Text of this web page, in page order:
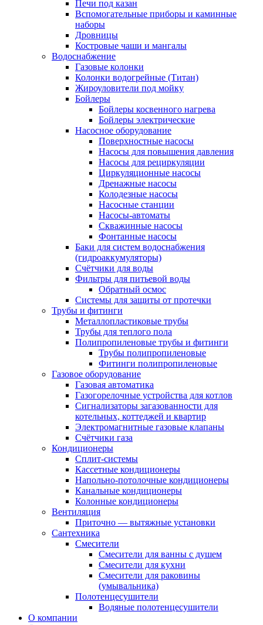
Печи под казан
Вспомогательные приборы и каминные
наборы
Дровницы
Костровые чаши и мангалы
Водоснабжение
Газовые колонки
Колонки водогрейные (Титан)
Жироуловители под мойку
Бойлеры
Бойлеры косвенного нагрева
Бойлеры электрические
Насосное оборудование
Поверхностные насосы
Насосы для повышения давления
Насосы для рециркуляции
Циркуляционные насосы
Дренажные насосы
Колодезные насосы
Насосные станции
Насосы-автоматы
Скважинные насосы
Фонтанные насосы
Баки для систем водоснабжения
(гидроаккумуляторы)
Счётчики для воды
Фильтры для питьевой воды
Обратный осмос
Системы для защиты от протечки
Трубы и фитинги
Металлопластиковые трубы
Трубы для теплого пола
Полипропиленовые трубы и фитинги
Трубы полипропиленовые
Фитинги полипропиленовые
Газовое оборудование
Газовая автоматика
Газогорелочные устройства для котлов
Сигнализаторы загазованности для
котельных, коттеджей и квартир
Электромагнитные газовые клапаны
Счётчики газа
Кондиционеры
Сплит-системы
Кассетные кондиционеры
Напольно-потолочные кондиционеры
Канальные кондиционеры
Колонные кондиционеры
Вентиляция
Приточно — вытяжные установки
Сантехника
Смесители
Смесители для ванны с душем
Смесители для кухни
Смесители для раковины
(умывальника)
Полотенцесушители
Водяные полотенцесушители
О компании